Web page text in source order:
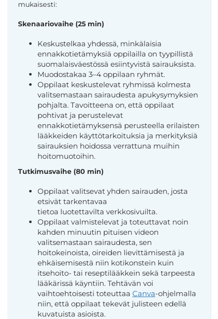
mukaisesti:
Skenaariovaihe (25 min)
Keskustelkaa yhdessä, minkälaisia
ennakkotietämyksiä oppilailla on tyypillistä
suomalaisväestössä esiintyvistä sairauksista.
Muodostakaa 3–4 oppilaan ryhmät.
Oppilaat keskustelevat ryhmissä kolmesta
valitsemastaan sairaudesta apukysymyksien
pohjalta. Tavoitteena on, että oppilaat
pohtivat ja perustelevat
ennakkotietämyksensä perusteella erilaisten
lääkkeiden käyttötarkoituksia ja merkityksiä
sairauksien hoidossa verrattuna muihin
hoitomuotoihin.
Tutkimusvaihe (80 min)
Oppilaat valitsevat yhden sairauden, josta
etsivät tarkentavaa
tietoa luotettavilta verkkosivuilta.
Oppilaat valmistelevat ja toteuttavat noin
kahden minuutin pituisen videon
valitsemastaan sairaudesta, sen
hoitokeinoista, oireiden lievittämisestä ja
ehkäisemisestä niin kotikonstein kuin
itsehoito- tai reseptilääkkein sekä tarpeesta
lääkärissä käyntiin. Tehtävän voi
vaihtoehtoisesti toteuttaa Canva-ohjelmalla
niin, että oppilaat tekevät julisteen edellä
kuvatuista asioista.